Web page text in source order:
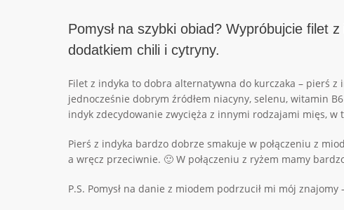
Pomysł na szybki obiad? Wypróbujcie filet
dodatkiem chili i cytryny.
Filet z indyka to dobra alternatywna do kurczaka – pierś z
jednocześnie dobrym źródłem niacyny, selenu, witamin
indyk zdecydowanie zwycięża z innymi rodzajami mięs,
Pierś z indyka bardzo dobrze smakuje w połączeniu z
a wręcz przeciwnie. 🙂 W połączeniu z ryżem mamy
P.S. Pomysł na danie z miodem podrzucił mi mój znajomy